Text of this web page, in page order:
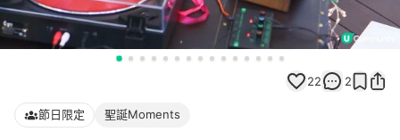
22 2
節日限定 聖誕Moments